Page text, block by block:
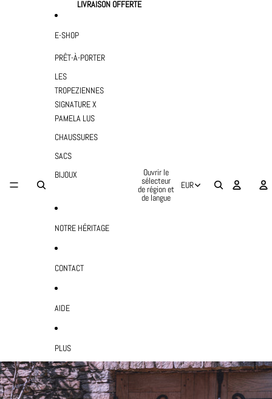
LIVRAISON OFFERTE
E-SHOP
PRÊT-À-PORTER
LES
TROPEZIENNES
SIGNATURE X
PAMELA LUS
CHAUSSURES
SACS
BIJOUX
NOTRE HÉRITAGE
CONTACT
AIDE
PLUS
Ouvrir le
sélecteur
de région et
de langue
EUR